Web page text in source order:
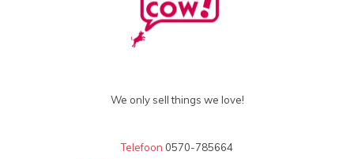
We only sell things we love!
Telefoon 0570-785664